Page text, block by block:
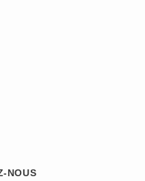
NOUS